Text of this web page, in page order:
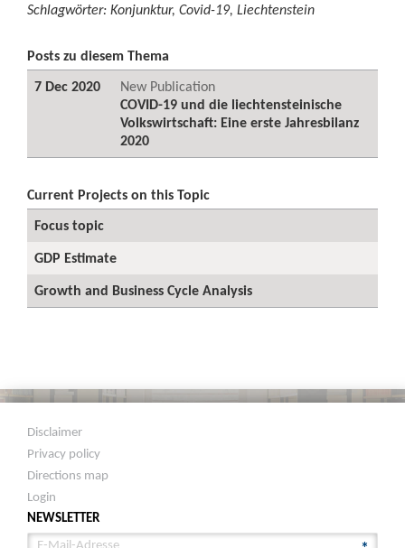
Schlagwörter: Konjunktur, Covid-19, Liechtenstein
Posts zu diesem Thema
7 Dec 2020
New Publication
COVID-19 und die liechtensteinische
Volkswirtschaft: Eine erste Jahresbilanz
2020
Current Projects on this Topic
Focus topic
GDP Estimate
Growth and Business Cycle Analysis
Disclaimer
Privacy policy
Directions map
Login
NEWSLETTER